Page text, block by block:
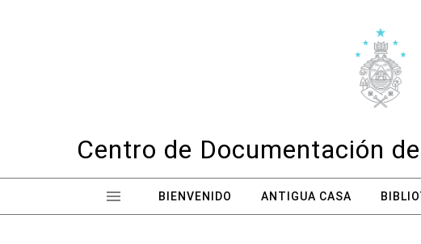
Centro de Documentación
BIENVENIDO ANTIGUA CASA